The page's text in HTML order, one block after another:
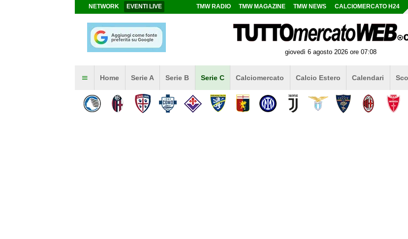
NETWORK EVENTI LIVE TMW RADIO TMW MAGAZINE TMW NEWS CALCIOMERCATO H24
giovedì 6 agosto 2026 ore 07:08
Home Serie A Serie B Serie C Calciomercato Calcio Estero Calendari